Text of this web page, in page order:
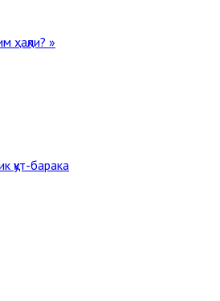
ҳақли? »
қут-барака